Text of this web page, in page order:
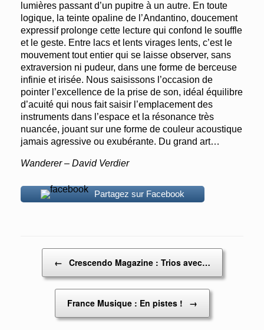
lumières passant d’un pupitre à un autre. En toute
logique, la teinte opaline de l’Andantino, doucement
expressif prolonge cette lecture qui confond le souffle
et le geste. Entre lacs et lents virages lents, c’est le
mouvement tout entier qui se laisse observer, sans
extraversion ni pudeur, dans une forme de berceuse
infinie et irisée. Nous saisissons l’occasion de
pointer l’excellence de la prise de son, idéal équilibre
d’acuité qui nous fait saisir l’emplacement des
instruments dans l’espace et la résonance très
nuancée, jouant sur une forme de couleur acoustique
jamais agressive ou exubérante. Du grand art…
Wanderer – David Verdier
Partagez sur Facebook
← Crescendo Magazine : Trios avec…
France Musique : En pistes ! →